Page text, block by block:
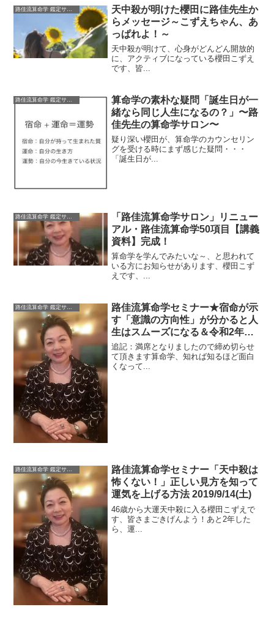
天中殺が明けた櫻田に路佳先生か
らメッセージ～こずえちゃん、あ
っぱれよ！～
天中殺が明けて、心身がどんどん開放的
に、アクティブになっている櫻田こずえ
です、皆...
算命学の素朴な疑問「誕生日が一
緒なら同じ人生になるの？」〜路
佳先生の算命学サロン〜
疑り深い櫻田が、算命学のカウンセリン
グを受ける時にまず感じた疑問・・・
「誕生日が...
「路佳流算命学サロン」リニュー
アル・路佳流算命学50項目【講義
資料】完成！
算命学を学んでみたいな～、と思われて
いる方にお知らせがあります、櫻田こず
えです、...
路佳流算命学セミナー★宿命が示
す「意識の方向性」が分かると人
生はスムーズになる＆令和2年の
開運法
追記：満席となりましたので締め切らせ
て頂きます算命学、知れば知るほど面白
くなって...
路佳流算命学 鑑定サロン
路佳流算命学セミナー「天中殺は
怖くない！」正しい見方を知って
運気を上げる方法 2019/9/14(土)
46歳から大運天中殺に入る櫻田こずえで
す、皆さまごきげんよう！あと2年した
ら、運...